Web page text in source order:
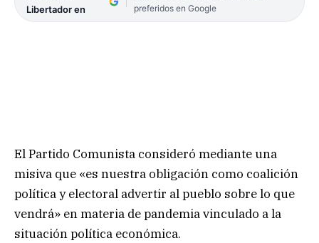
Libertador en
preferidos en Google
El Partido Comunista consideró mediante una
misiva que «es nuestra obligación como coalición
política y electoral advertir al pueblo sobre lo que
vendrá» en materia de pandemia vinculado a la
situación política económica.